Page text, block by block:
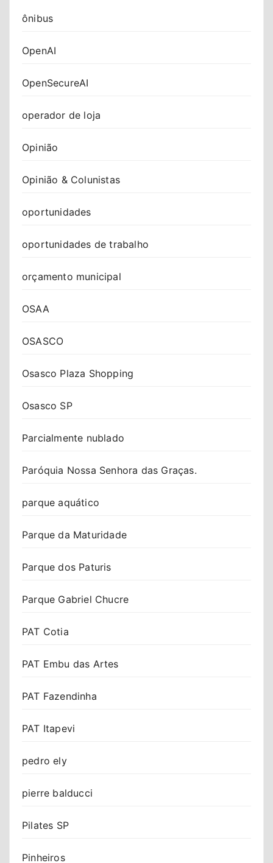
ônibus
OpenAI
OpenSecureAI
operador de loja
Opinião
Opinião & Colunistas
oportunidades
oportunidades de trabalho
orçamento municipal
OSAA
OSASCO
Osasco Plaza Shopping
Osasco SP
Parcialmente nublado
Paróquia Nossa Senhora das Graças.
parque aquático
Parque da Maturidade
Parque dos Paturis
Parque Gabriel Chucre
PAT Cotia
PAT Embu das Artes
PAT Fazendinha
PAT Itapevi
pedro ely
pierre balducci
Pilates SP
Pinheiros